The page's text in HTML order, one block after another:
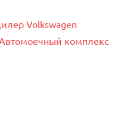
Volkswagen
комплекс